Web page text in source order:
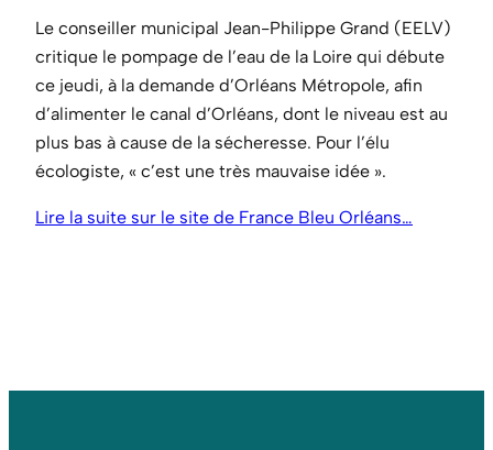
Le conseiller municipal Jean-Philippe Grand (EELV)
critique le pompage de l’eau de la Loire qui débute
ce jeudi, à la demande d’Orléans Métropole, afin
d’alimenter le canal d’Orléans, dont le niveau est au
plus bas à cause de la sécheresse. Pour l’élu
écologiste, « c’est une très mauvaise idée ».
Lire la suite sur le site de France Bleu Orléans…